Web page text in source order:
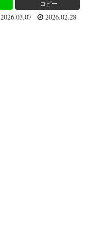
コピー
2026.03.07 2026.02.28